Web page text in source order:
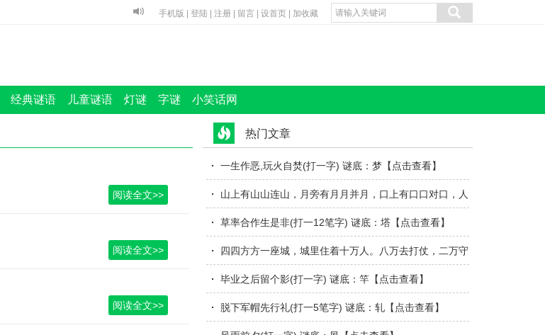
手机版 登陆 注册 留言 设首页 加收藏
经典谜语 儿童谜语 灯谜 字谜 小笑话网
阅读全文>>
阅读全文>>
阅读全文>>
热门文章
一生作恶,玩火自焚(打一字) 谜底：梦【点击查看】
山上有山山连山，月旁有月月并月，口上有口口对口，人
旁有人人碰..
草率合作生是非(打一12笔字) 谜底：塔【点击查看】
四四方方一座城，城里住着十万人。八万去打仗，二万守
城门（打一..
毕业之后留个影(打一字) 谜底：竿【点击查看】
脱下军帽先行礼(打一5笔字) 谜底：轧【点击查看】